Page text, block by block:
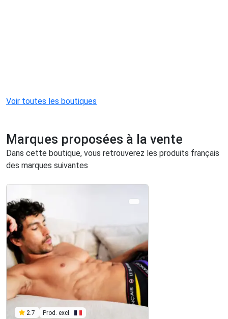
Voir toutes les boutiques
Marques proposées à la vente
Dans cette boutique, vous retrouverez les produits français
des marques suivantes
2.7 Prod. excl.